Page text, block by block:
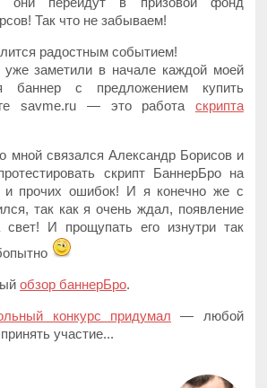
Так что не забываем!
радостным событием!
заметили в начале каждой моей
баннер с предложением купить
savme.ru — это работа скрипта
мной связался Александр Борисов и
скрипт БаннерБро на
и прочих ошибок! И я конечно же с
так как я очень ждал, появление
свет! И прощупать его изнутри так
обзор баннерБро.
конкурс придумал — любой
участие...